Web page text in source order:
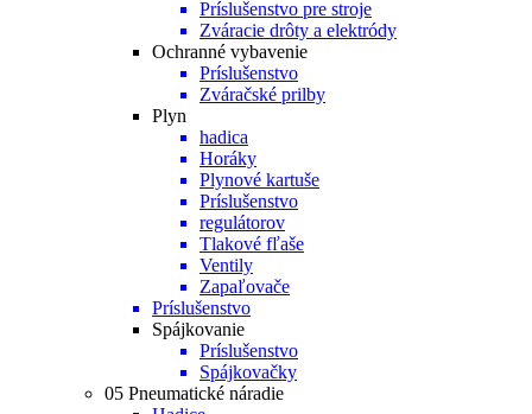
Príslušenstvo pre stroje
Zváracie drôty a elektródy
Ochranné vybavenie
Príslušenstvo
Zváračské prilby
Plyn
hadica
Horáky
Plynové kartuše
Príslušenstvo
regulátorov
Tlakové fľaše
Ventily
Zapaľovače
Príslušenstvo
Spájkovanie
Príslušenstvo
Spájkovačky
05 Pneumatické náradie